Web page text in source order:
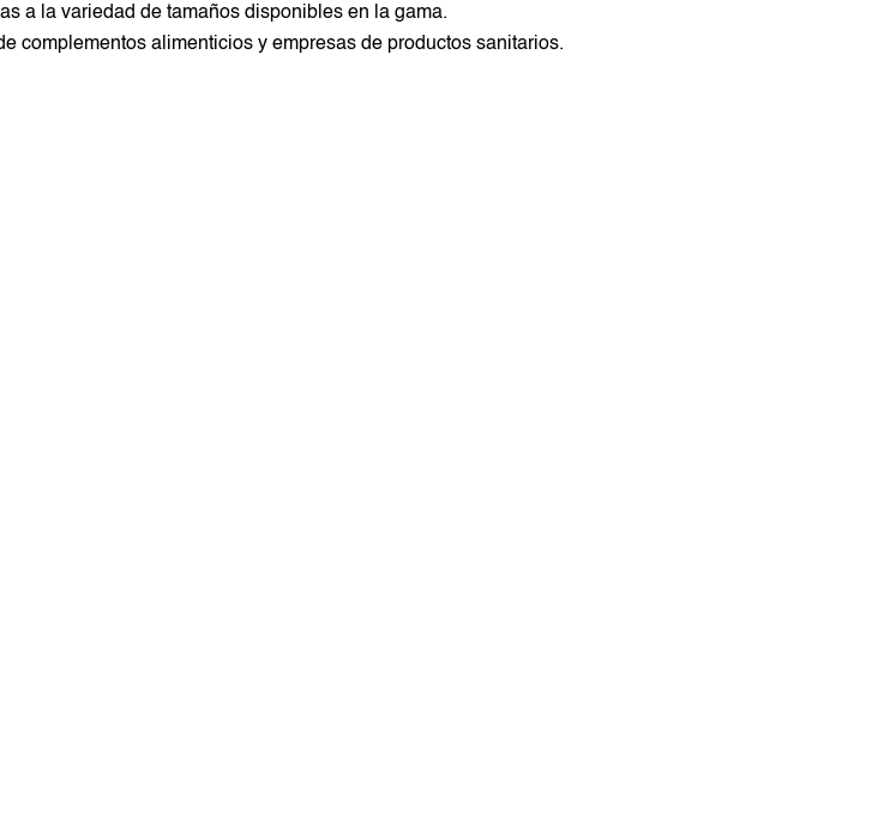
a la variedad de tamaños disponibles en la gama.
complementos alimenticios y empresas de productos sanitarios.